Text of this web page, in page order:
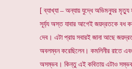
[ ব্যাখ্যা – অন্যায় যুদ্ধে অভিমন্যুর মৃত্যু
সূর্য্য অস্ত যাবার আগেই জয়দ্রতকে বধ
দেব। এটা প্রায় সবারই জানা আছে
অবলম্বন করেছিলেন। কমলিনীর রাতে
অসম্ভব। কিন্তু এই কবিতায় এটাও সম্ভব